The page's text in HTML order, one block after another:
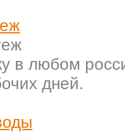
в любом
дней.